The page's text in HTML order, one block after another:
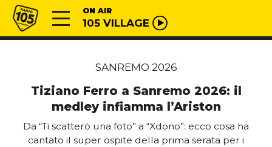
Vai al contenuto
Radio 105 ON AIR
105 VILLAGE
SANREMO 2026
Tiziano Ferro a Sanremo 2026: il
medley infiamma l’Ariston
Da “Ti scatterò una foto” a “Xdono”: ecco cosa ha
cantato il super ospite della prima serata per i